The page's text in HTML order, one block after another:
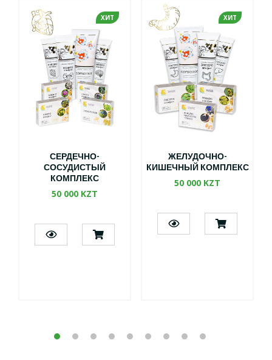
ХИТ
СЕРДЕЧНО-
СОСУДИСТЫЙ
КОМПЛЕКС
50 000 KZT
ХИТ
ЖЕЛУДОЧНО-
КИШЕЧНЫЙ КОМПЛЕКС
50 000 KZT